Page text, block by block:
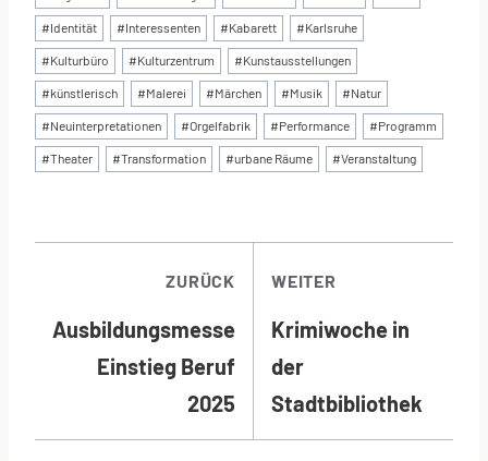
#Identität #Interessenten #Kabarett #Karlsruhe
#Kulturbüro #Kulturzentrum #Kunstausstellungen
#künstlerisch #Malerei #Märchen #Musik #Natur
#Neuinterpretationen #Orgelfabrik #Performance #Programm
#Theater #Transformation #urbane Räume #Veranstaltung
ZURÜCK
Ausbildungsmesse
Einstieg Beruf
2025
WEITER
Krimiwoche in
der
Stadtbibliothek